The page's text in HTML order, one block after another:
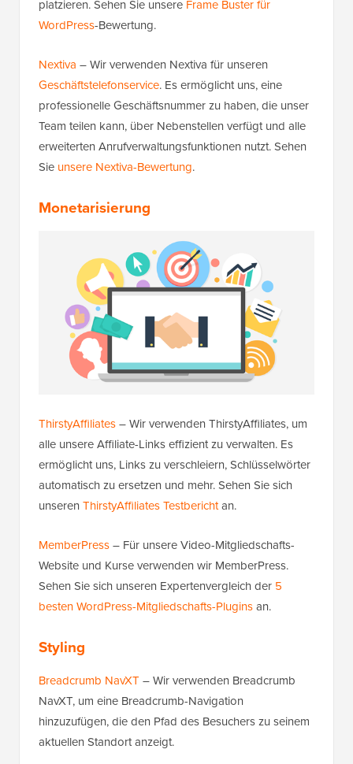
platzieren. Sehen Sie unsere Frame Buster für
WordPress-Bewertung.
Nextiva – Wir verwenden Nextiva für unseren
Geschäftstelefonservice. Es ermöglicht uns, eine
professionelle Geschäftsnummer zu haben, die unser
Team teilen kann, über Nebenstellen verfügt und alle
erweiterten Anrufverwaltungsfunktionen nutzt. Sehen
Sie unsere Nextiva-Bewertung.
Monetarisierung
ThirstyAffiliates– Wir verwenden ThirstyAffiliates, um
alle unsere Affiliate-Links effizient zu verwalten. Es
ermöglicht uns, Links zu verschleiern, Schlüsselwörter
automatisch zu ersetzen und mehr. Sehen Sie sich
unseren ThirstyAffiliates Testberichtan.
MemberPress– Für unsere Video-Mitgliedschafts-
Website und Kurse verwenden wir MemberPress.
Sehen Sie sich unseren Expertenvergleich der 5
besten WordPress-Mitgliedschafts-Pluginsan.
Styling
Breadcrumb NavXT – Wir verwenden Breadcrumb
NavXT, um eine Breadcrumb-Navigation
hinzuzufügen, die den Pfad des Besuchers zu seinem
aktuellen Standort anzeigt.